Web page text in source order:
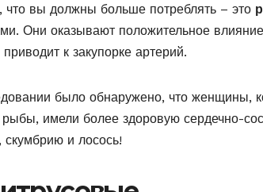
что вы должны больше потреблять – это
Они оказывают положительное
приводит к закупорке артерий.
было обнаружено, что женщины,
имели более здоровую сердечно-
скумбрию и лосось!